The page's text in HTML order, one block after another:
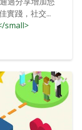
實踐，社交...
small>